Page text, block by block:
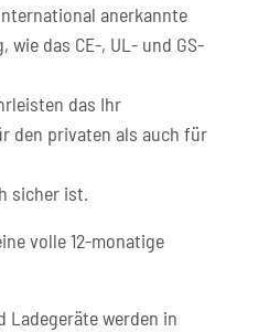
anerkannte
das CE-, UL- und GS-
das Ihr
den privaten als auch für
sicher ist.
volle 12-monatige
Ladegeräte werden in